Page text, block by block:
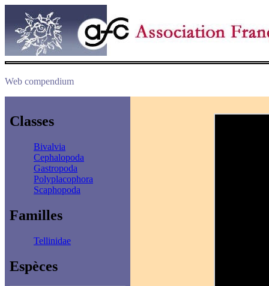
Web compendium
Classes
Bivalvia
Cephalopoda
Gastropoda
Polyplacophora
Scaphopoda
Familles
Tellinidae
Espèces